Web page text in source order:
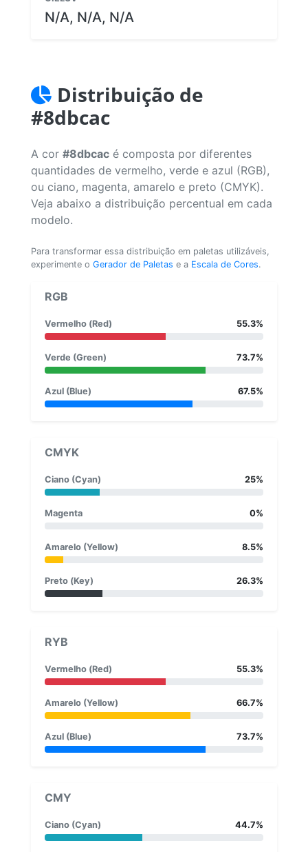
N/A, N/A, N/A
Distribuição de
#8dbcac
A cor #8dbcac é composta por diferentes
quantidades de vermelho, verde e azul (RGB),
ou ciano, magenta, amarelo e preto (CMYK).
Veja abaixo a distribuição percentual em cada
modelo.
Para transformar essa distribuição em paletas utilizáveis,
experimente o Gerador de Paletas e a Escala de Cores.
RGB
Vermelho (Red) 55.3%
Verde (Green) 73.7%
Azul (Blue) 67.5%
CMYK
Ciano (Cyan) 25%
Magenta 0%
Amarelo (Yellow) 8.5%
Preto (Key) 26.3%
RYB
Vermelho (Red) 55.3%
Amarelo (Yellow) 66.7%
Azul (Blue) 73.7%
CMY
Ciano (Cyan) 44.7%